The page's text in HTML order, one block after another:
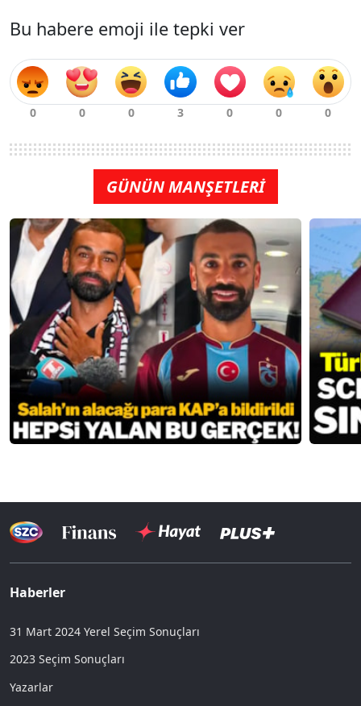
Bu habere emoji ile tepki ver
GÜNÜN MANŞETLERİ
Haberler
31 Mart 2024 Yerel Seçim Sonuçları
2023 Seçim Sonuçları
Yazarlar